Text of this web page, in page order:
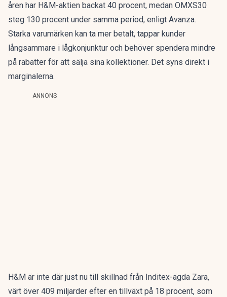
åren har H&M-aktien backat 40 procent, medan OMXS30
steg 130 procent under samma period, enligt Avanza.
Starka varumärken kan ta mer betalt, tappar kunder
långsammare i lågkonjunktur och behöver spendera mindre
på rabatter för att sälja sina kollektioner. Det syns direkt i
marginalerna.
ANNONS
H&M är inte där just nu till skillnad från Inditex-ägda Zara,
värt över 409 miljarder efter en tillväxt på 18 procent, som